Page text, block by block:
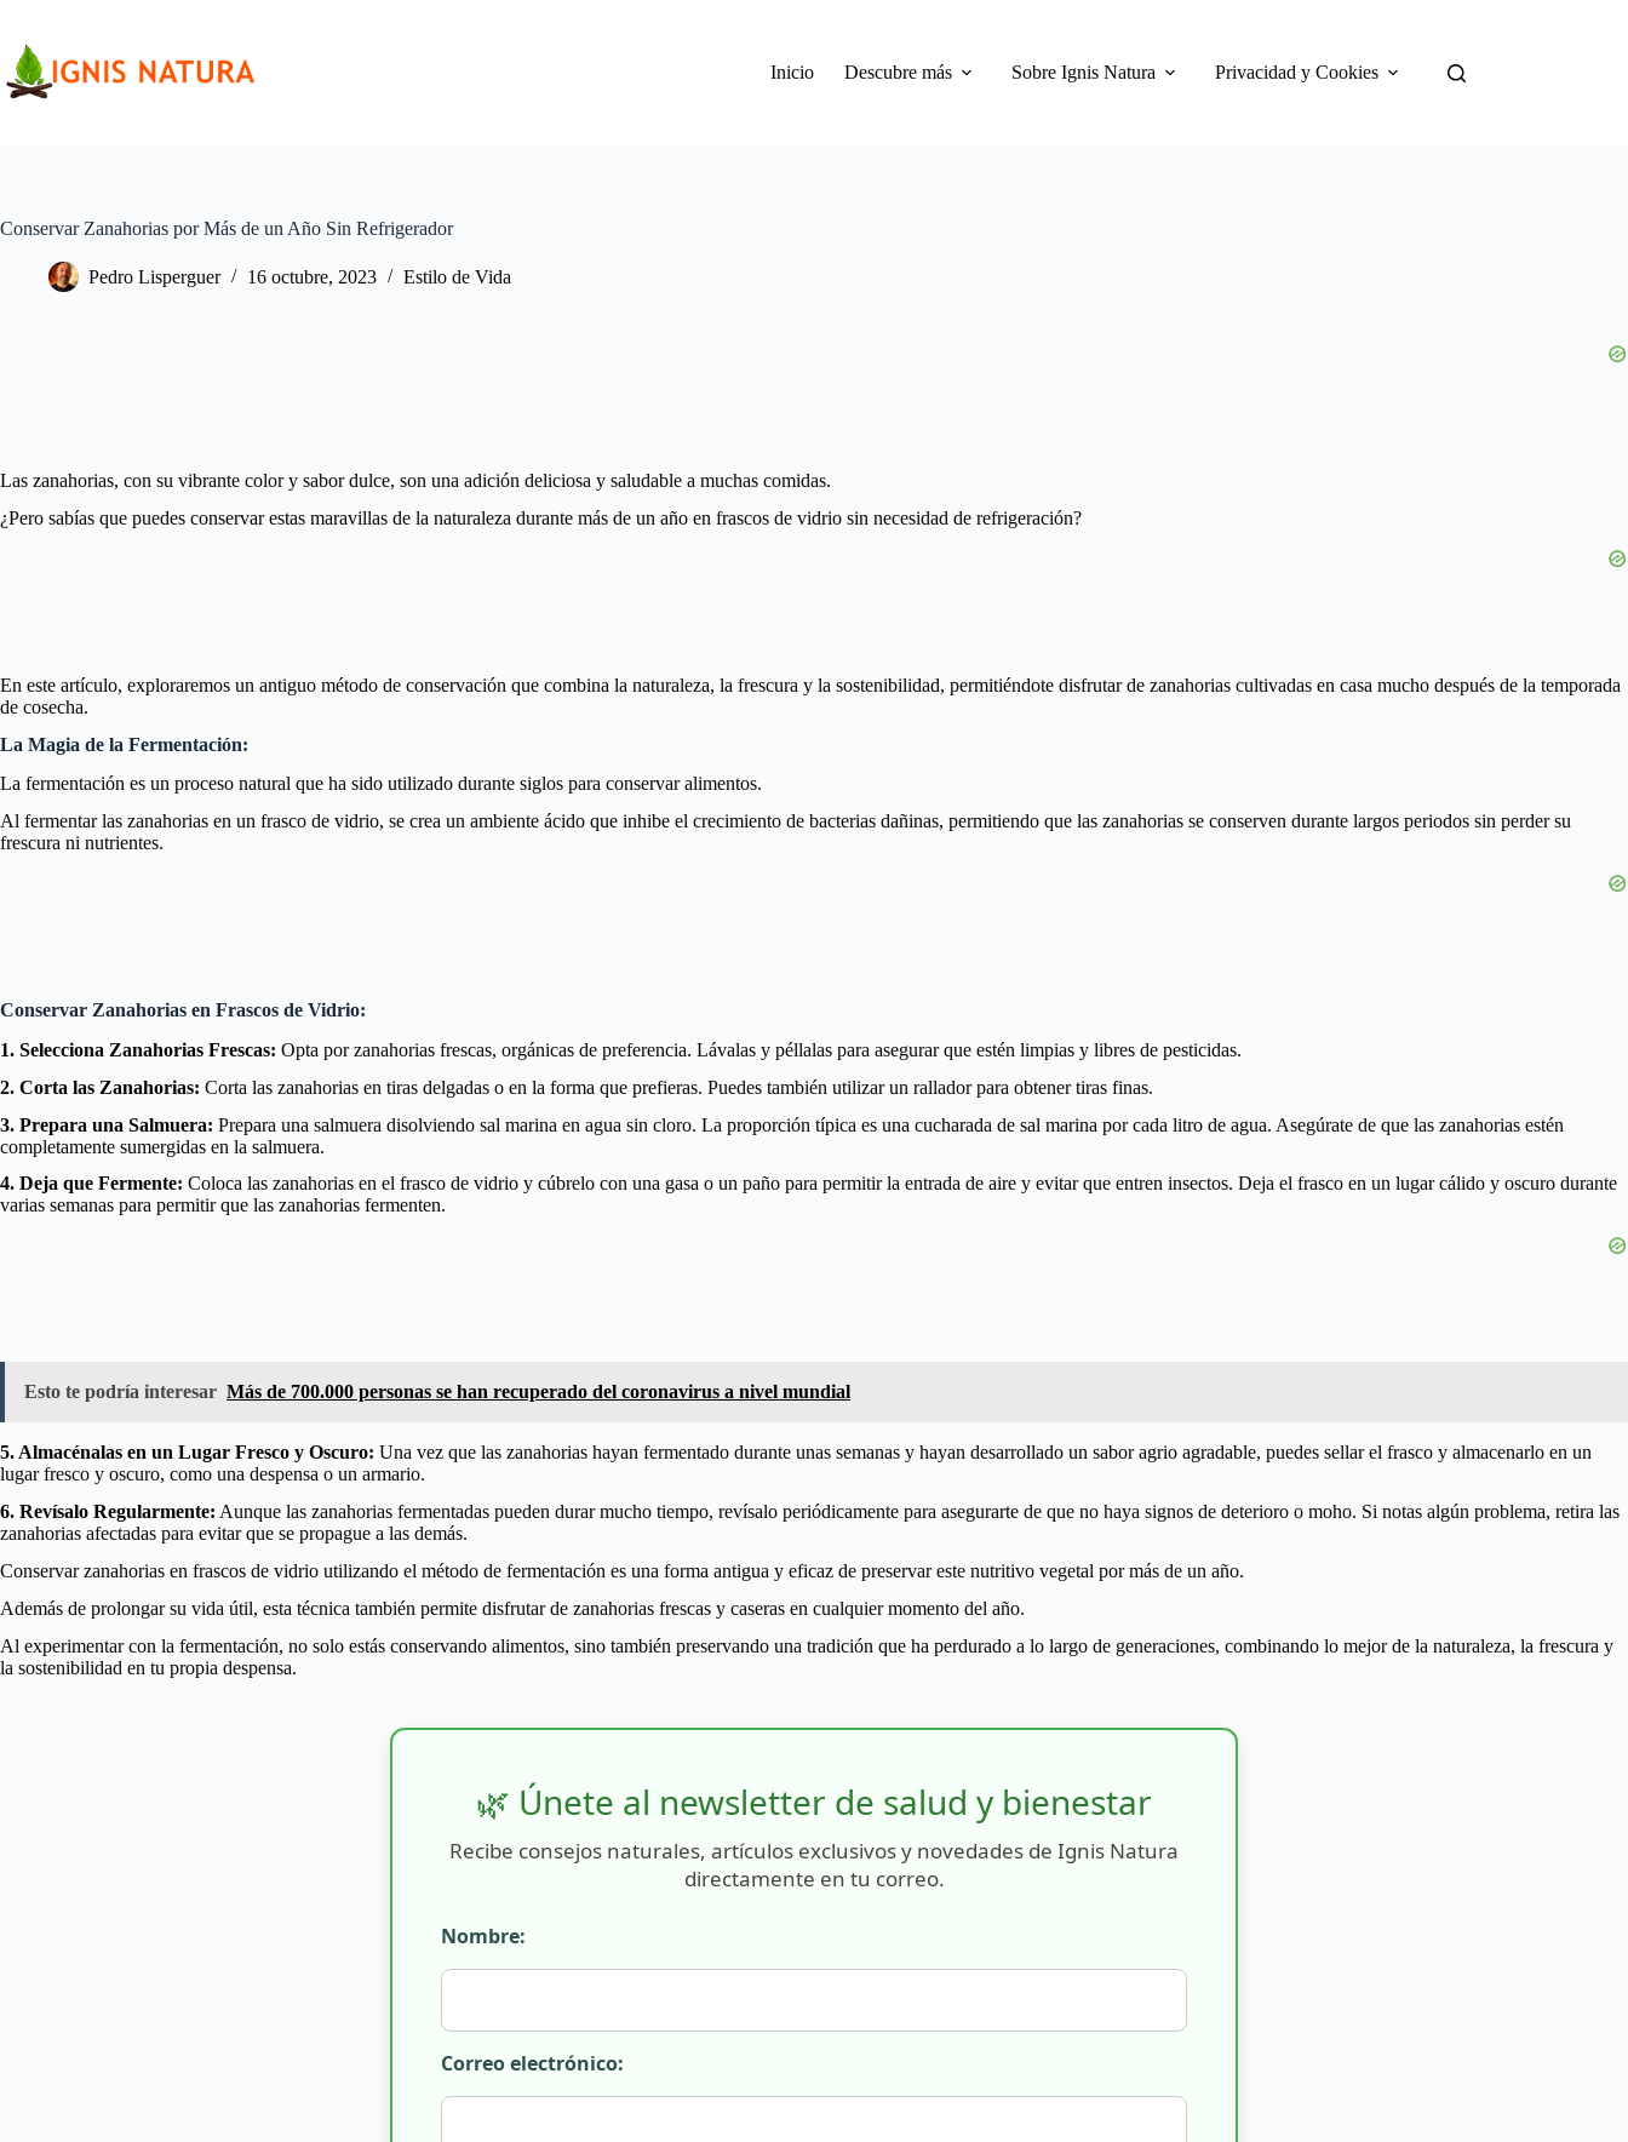
contenido
Inicio
Descubre más Sobre Ignis Natura Privacidad y Cookies
Conservar Zanahorias por Más de un Año Sin Refrigerador
Pedro Lisperguer 16 octubre, 2023 Estilo de Vida
Las zanahorias, con su vibrante color y sabor dulce, son una adición deliciosa y saludable a muchas comidas.
¿Pero sabías que puedes conservar estas maravillas de la naturaleza durante más de un año en frascos de vidrio sin necesidad de refrigeración?
En este artículo, exploraremos un antiguo método de conservación que combina la naturaleza, la frescura y la sostenibilidad, permitiéndote disfrutar de zanahorias cultivadas en casa mucho después de la temporada
de cosecha.
La Magia de la Fermentación:
La fermentación es un proceso natural que ha sido utilizado durante siglos para conservar alimentos.
Al fermentar las zanahorias en un frasco de vidrio, se crea un ambiente ácido que inhibe el crecimiento de bacterias dañinas, permitiendo que las zanahorias se conserven durante largos periodos sin perder su
frescura ni nutrientes.
Conservar Zanahorias en Frascos de Vidrio:
1. Selecciona Zanahorias Frescas: Opta por zanahorias frescas, orgánicas de preferencia. Lávalas y péllalas para asegurar que estén limpias y libres de pesticidas.
2. Corta las Zanahorias: Corta las zanahorias en tiras delgadas o en la forma que prefieras. Puedes también utilizar un rallador para obtener tiras finas.
3. Prepara una Salmuera: Prepara una salmuera disolviendo sal marina en agua sin cloro. La proporción típica es una cucharada de sal marina por cada litro de agua. Asegúrate de que las zanahorias estén
completamente sumergidas en la salmuera.
4. Deja que Fermente: Coloca las zanahorias en el frasco de vidrio y cúbrelo con una gasa o un paño para permitir la entrada de aire y evitar que entren insectos. Deja el frasco en un lugar cálido y oscuro durante
varias semanas para permitir que las zanahorias fermenten.
Esto te podría interesar Más de 700.000 personas se han recuperado del coronavirus a nivel mundial
5. Almacénalas en un Lugar Fresco y Oscuro: Una vez que las zanahorias hayan fermentado durante unas semanas y hayan desarrollado un sabor agrio agradable, puedes sellar el frasco y almacenarlo en un
lugar fresco y oscuro, como una despensa o un armario.
6. Revísalo Regularmente: Aunque las zanahorias fermentadas pueden durar mucho tiempo, revísalo periódicamente para asegurarte de que no haya signos de deterioro o moho. Si notas algún problema, retira las
zanahorias afectadas para evitar que se propague a las demás.
Conservar zanahorias en frascos de vidrio utilizando el método de fermentación es una forma antigua y eficaz de preservar este nutritivo vegetal por más de un año.
Además de prolongar su vida útil, esta técnica también permite disfrutar de zanahorias frescas y caseras en cualquier momento del año.
Al experimentar con la fermentación, no solo estás conservando alimentos, sino también preservando una tradición que ha perdurado a lo largo de generaciones, combinando lo mejor de la naturaleza, la frescura y
la sostenibilidad en tu propia despensa.
🌿 Únete al newsletter de salud y bienestar
Recibe consejos naturales, artículos exclusivos y novedades de Ignis Natura
directamente en tu correo.
Nombre:
Correo electrónico: